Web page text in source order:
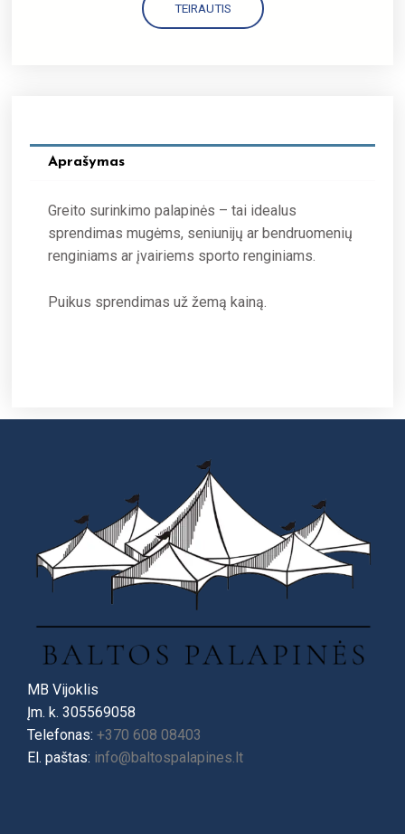
TEIRAUTIS
Aprašymas
Greito surinkimo palapinės – tai idealus
sprendimas mugėms, seniunijų ar bendruomenių
renginiams ar įvairiems sporto renginiams.
Puikus sprendimas už žemą kainą.
MB Vijoklis
Įm. k. 305569058
Telefonas: +370 608 08403
El. paštas: info@baltospalapines.lt